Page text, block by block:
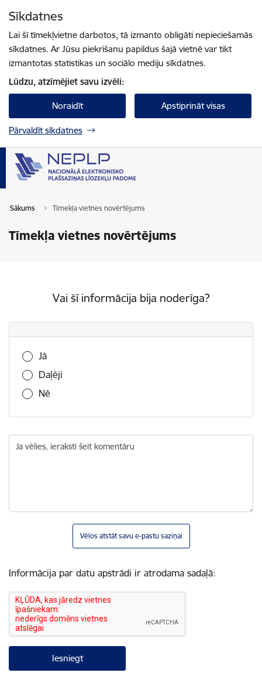
Sīkdatnes
Lai šī tīmekļvietne darbotos, tā izmanto obligāti nepieciešamās
sīkdatnes. Ar Jūsu piekrišanu papildus šajā vietnē var tikt
izmantotas statistikas un sociālo mediju sīkdatnes.
Lūdzu, atzīmējiet savu izvēli:
Noraidīt Apstiprināt visas
Pārvaldīt sīkdatnes
Sākums Tīmekļa vietnes novērtējums
Tīmekļa vietnes novērtējums
Vai šī informācija bija noderīga?
Vai šī informācija bija noderīga?
Jā
Daļēji
Nē
Ja vēlies, ieraksti šeit komentāru
Vēlos atstāt savu e-pastu saziņai
Informācija par datu apstrādi ir atrodama sadaļā: